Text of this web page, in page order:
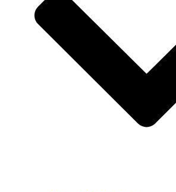
Uli Rothfuss
Harald Schwiers